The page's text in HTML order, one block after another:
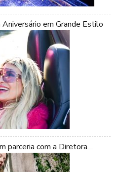
em Grande Estilo
parceria com a Diretora…